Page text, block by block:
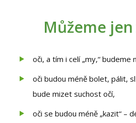
Můžeme
oči, a tím i celí „my,“ budeme
oči budou méně bolet, pálit,
bude mizet suchost očí,
oči se budou méně „kazit“ –